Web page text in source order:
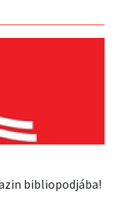
bibliopodjába!